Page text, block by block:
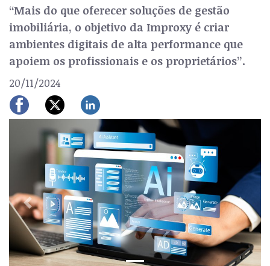
“Mais do que oferecer soluções de gestão
imobiliária, o objetivo da Improxy é criar
ambientes digitais de alta performance que
apoiem os profissionais e os proprietários”.
20/11/2024
Previous Next